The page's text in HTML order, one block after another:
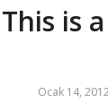
This is
Ocak 14,